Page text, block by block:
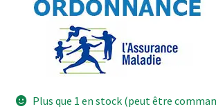
Plus que 1 en stock (peut être